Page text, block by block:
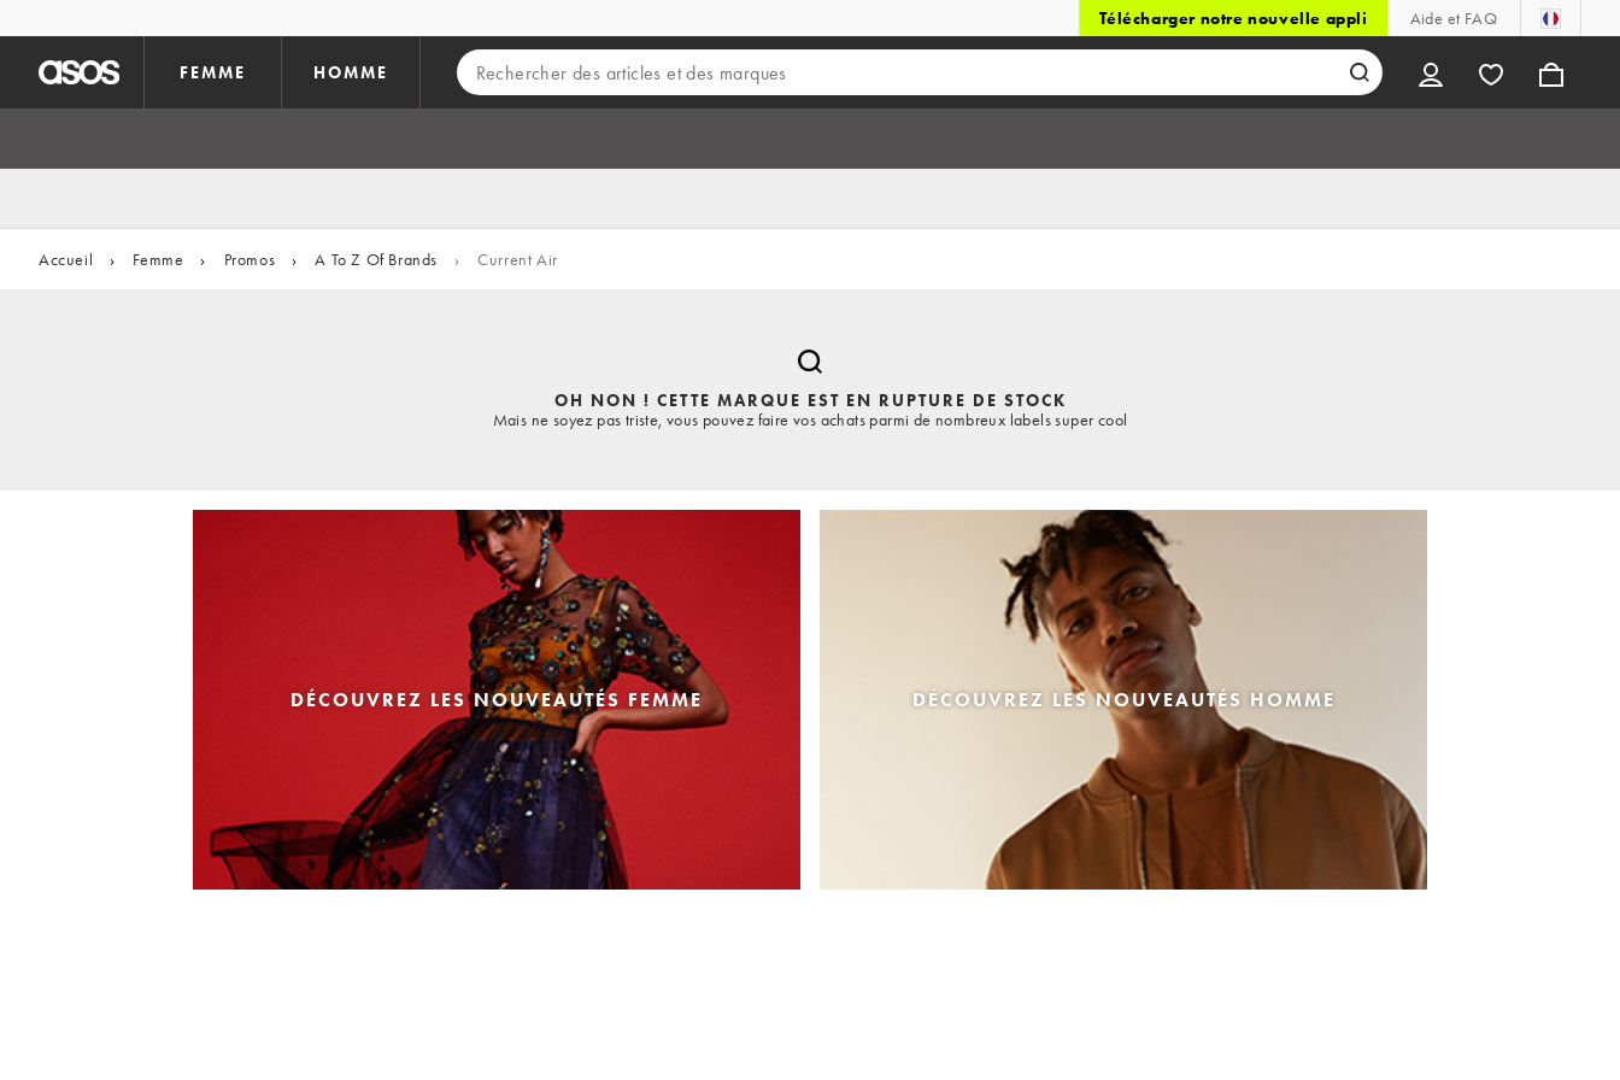
Télécharger notre nouvelle appli Aide et FAQ
FEMME HOMME
Accueil › Femme › Promos › A To Z Of Brands › Current Air
OH NON ! CETTE MARQUE EST EN RUPTURE DE STOCK
Mais ne soyez pas triste, vous pouvez faire vos achats parmi de nombreux labels super cool
DÉCOUVREZ LES NOUVEAUTÉS FEMME DÉCOUVREZ LES NOUVEAUTÉS HOMME